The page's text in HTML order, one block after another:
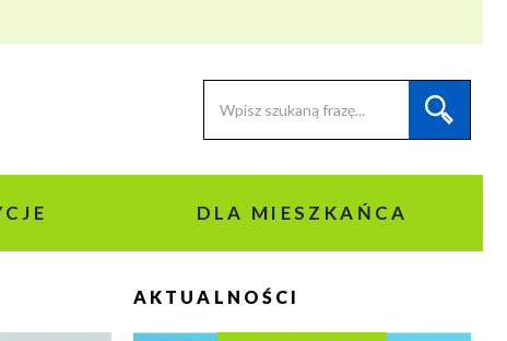
DLA MIESZKAŃCA
AKTUALNOŚCI